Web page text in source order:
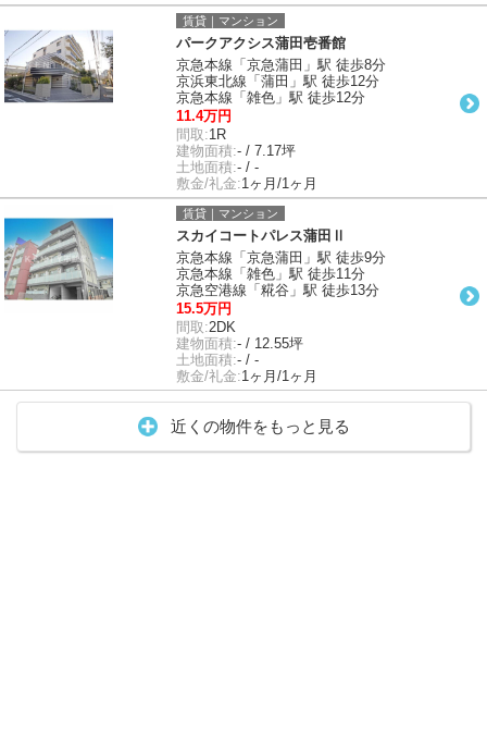
賃貸｜マンション
パークアクシス蒲田壱番館
京急本線「京急蒲田」駅 徒歩8分
京浜東北線「蒲田」駅 徒歩12分
京急本線「雑色」駅 徒歩12分
11.4万円
間取:1R
建物面積:- / 7.17坪
土地面積:- / -
敷金/礼金:1ヶ月/1ヶ月
賃貸｜マンション
スカイコートパレス蒲田Ⅱ
京急本線「京急蒲田」駅 徒歩9分
京急本線「雑色」駅 徒歩11分
京急空港線「糀谷」駅 徒歩13分
15.5万円
間取:2DK
建物面積:- / 12.55坪
土地面積:- / -
敷金/礼金:1ヶ月/1ヶ月
近くの物件をもっと見る